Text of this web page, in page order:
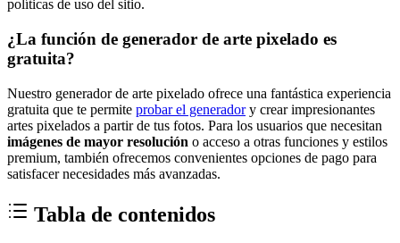
políticas de uso del sitio.
¿La función de generador de arte pixelado es
gratuita?
Nuestro generador de arte pixelado ofrece una fantástica experiencia
gratuita que te permite probar el generadory crear impresionantes
artes pixelados a partir de tus fotos. Para los usuarios que necesitan
imágenes de mayor resolución o acceso a otras funciones y estilos
premium, también ofrecemos convenientes opciones de pago para
satisfacer necesidades más avanzadas.
Tabla de contenidos